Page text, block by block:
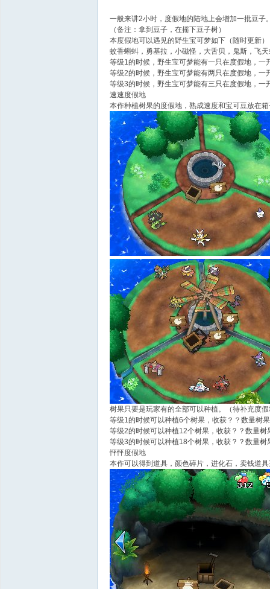
一般来讲2小时，度假地的陆地上会增加一批豆
（备注：拿到豆子，在摇下豆子树）
本度假地可以遇见的野生宝可梦如下（随时更新
蚊香蝌蚪，勇基拉，小磁怪，大舌贝，鬼斯，飞
等级1的时候，野生宝可梦能有一只在度假地，
等级2的时候，野生宝可梦能有两只在度假地，
等级3的时候，野生宝可梦能有三只在度假地，
速速度假地
本作种植树果的度假地，熟成速度和宝可豆放在
树果只要是玩家有的全部可以种植。（待补充度
等级1的时候可以种植6个树果，收获？？数量树
等级2的时候可以种植12个树果，收获？？数量
等级3的时候可以种植18个树果，收获？？数量
怦怦度假地
本作可以得到道具，颜色碎片，进化石，卖钱道